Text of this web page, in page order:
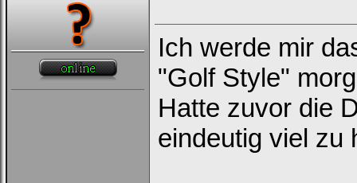
Ich werde mir
"Golf Style"
Hatte zuvor die
eindeutig viel zu